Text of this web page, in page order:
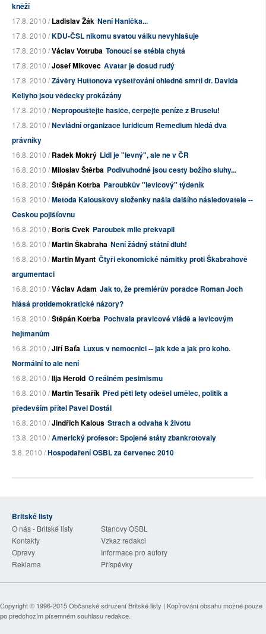
kněží
17.8. 2010 /Ladislav Žák Není Hanička...
17.8. 2010 /KDU-ČSL nikomu svatou válku nevyhlašuje
17.8. 2010 /Václav Votruba Tonoucí se stébla chytá
17.8. 2010 /Josef Mikovec Avatar je dosud rudý
17.8. 2010 /Závěry Huttonova vyšetřování ohledně smrti dr. Davida
Kellyho jsou vědecky prokázány
17.8. 2010 /Nepropouštějte hasiče, čerpejte peníze z Bruselu!
17.8. 2010 /Nevládní organizace Iuridicum Remedium hledá dva
právníky
16.8. 2010 /Radek Mokrý Lidl je "levný", ale ne v ČR
16.8. 2010 /Miloslav Štěrba Podivuhodné jsou cesty božího sluhy...
16.8. 2010 /Štěpán Kotrba Paroubkův "levicový" týdeník
16.8. 2010 /Metoda Kalouskovy složenky našla dalšího následovatele --
Českou pojišťovnu
16.8. 2010 /Boris Cvek Paroubek mile překvapil
16.8. 2010 /Martin Škabraha Není žádný státní dluh!
16.8. 2010 /Martin Myant Čtyři ekonomické námitky proti Škabrahově
argumentaci
16.8. 2010 /Václav Adam Jak to, že premiérův poradce Roman Joch
hlásá protidemokratické názory?
16.8. 2010 /Štěpán Kotrba Pochvala pravicové vládě a levicovým
hejtmanům
16.8. 2010 /Jiří Baťa Luxus v nemocnici -- jak kde a jak pro koho.
Normální to ale není
16.8. 2010 /Ilja Herold O reálném pesimismu
16.8. 2010 /Martin Tesařík Před pěti lety odešel umělec, politik a
především přítel Pavel Dostál
16.8. 2010 /Jindřich Kalous Strach a odvaha k životu
13.8. 2010 /Americký profesor: Spojené státy zbankrotovaly
3.8. 2010 /Hospodaření OSBL za červenec 2010
Britské listy
O nás - Britské listy
Stanovy OSBL
Kontakty
Vzkaz redakci
Opravy
Informace pro autory
Reklama
Příspěvky
Copyright © 1996-2015Občanské sdružení Britské listy | Kopírování obsahu možné pouze
po předchozím písemném souhlasu redakce.